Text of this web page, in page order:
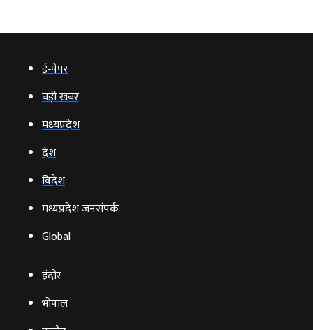
ई‑पेपर
बड़ी खबर
मध्‍यप्रदेश
देश
विदेश
मध्यप्रदेश जनसंपर्क
Global
इंदौर
भोपाल